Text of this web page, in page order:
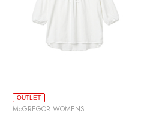
OUTLET
McGREGOR WOMENS